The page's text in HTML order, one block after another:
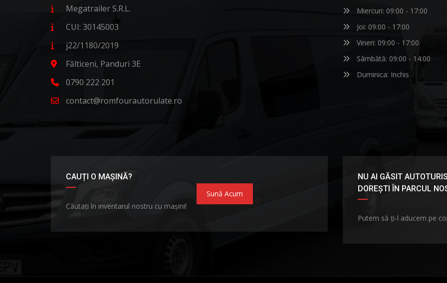
Megatrailer S.R.L.
CUI: 30145003
j22/1180/2019
Fălticeni, Panduri 3E
0790 222 201
contact@romfourautorulate.ro
Miercuri: 09:00 - 17:00
Joi: 09:00 - 17:00
Vineri: 09:00 - 17:00
Sâmbătă: 09:00 - 14:00
Duminica: Inchis
CAUȚI O MAȘINĂ?
Căutați în inventarul nostru cu mașini!
Sună Acum
NU AI GĂSIT
DOREȘTI ÎN PARCUL
Putem să ți-l aducem pe